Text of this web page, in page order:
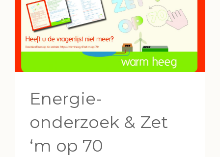
TECHNYK
JILD
NIEUWS
CONTACT
Energie-
onderzoek & Zet
‘m op 70